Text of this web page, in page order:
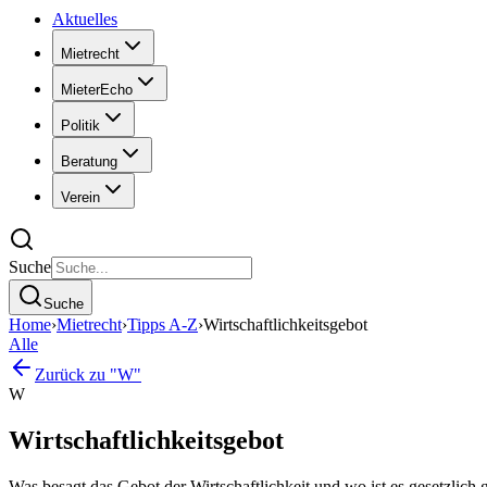
Aktuelles
Mietrecht
MieterEcho
Politik
Beratung
Verein
Suche
Suche
Home›Mietrecht›Tipps A-Z›Wirtschaftlichkeitsgebot
Alle
Zurück zu "W"
W
Wirtschaftlichkeitsgebot